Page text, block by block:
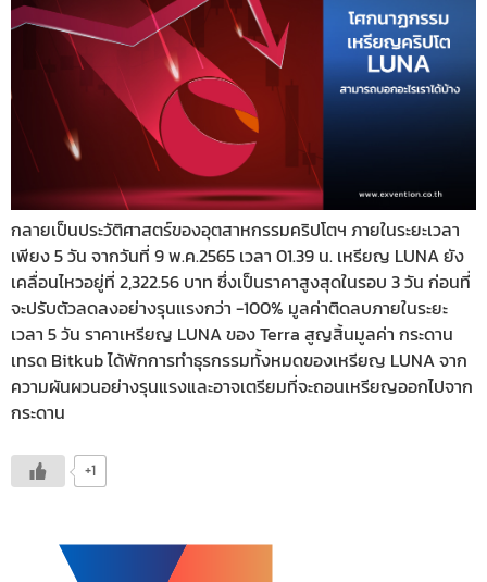
กลายเป็นประวัติศาสตร์ของอุตสาหกรรมคริปโตฯ ภายในระยะเวลา
เพียง 5 วัน จากวันที่ 9 พ.ค.2565 เวลา 01.39 น. เหรียญ LUNA ยัง
เคลื่อนไหวอยู่ที่ 2,322.56 บาท ซึ่งเป็นราคาสูงสุดในรอบ 3 วัน ก่อนที่
จะปรับตัวลดลงอย่างรุนแรงกว่า -100% มูลค่าติดลบภายในระยะ
เวลา 5 วัน ราคาเหรียญ LUNA ของ Terra สูญสิ้นมูลค่า กระดาน
เทรด Bitkub ได้พักการทำธุรกรรมทั้งหมดของเหรียญ LUNA จาก
ความผันผวนอย่างรุนแรงและอาจเตรียมที่จะถอนเหรียญออกไปจาก
กระดาน
+1